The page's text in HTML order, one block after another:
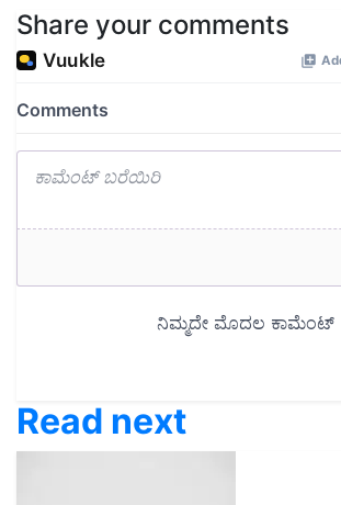
Share your comments
Read next